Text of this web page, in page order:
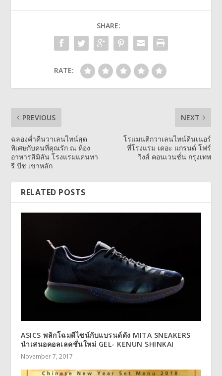
SHARE:
RATE:
PREVIOUS
ฉลองค่ำคืนวาเลนไทน์สุด
พิเศษกับคนที่คุณรัก ณ ห้อง
อาหารสิมิลัน โรงแรมแคนทา
รี บีช เขาหลัก
NEXT
โรแมนติกวาเลนไทน์ดินเนอร์
ที่โรงแรม เดอะ แกรนด์ โฟร์
วิงส์ คอนเวนชั่น กรุงเทพ
RELATED POSTS
ASICS พลิกโฉมดีไซน์กับแบรนด์ดัง MITA SNEAKERS
นำเสนอคอลเลคชั่นใหม่ GEL- KENUN SHINKAI
November 7, 2017